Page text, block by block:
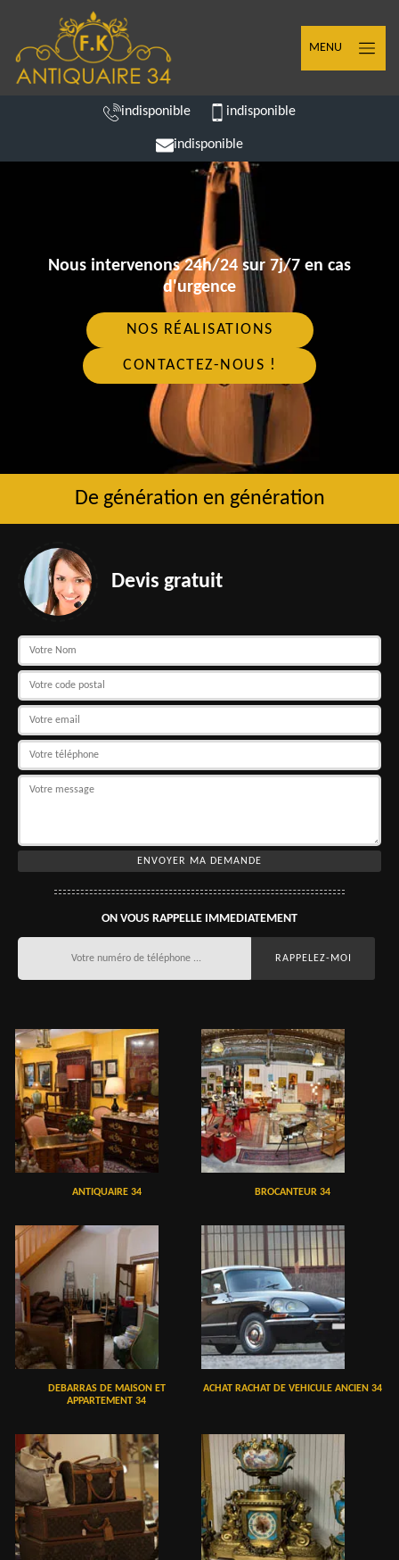
MENU
indisponible indisponible
indisponible
Nous intervenons 24h/24 sur 7j/7 en cas
d'urgence
NOS RÉALISATIONS
CONTACTEZ-NOUS !
De génération en génération
Devis gratuit
ON VOUS RAPPELLE IMMEDIATEMENT
ANTIQUAIRE 34 BROCANTEUR 34
DEBARRAS DE MAISON ET
APPARTEMENT 34
ACHAT RACHAT DE VEHICULE ANCIEN 34